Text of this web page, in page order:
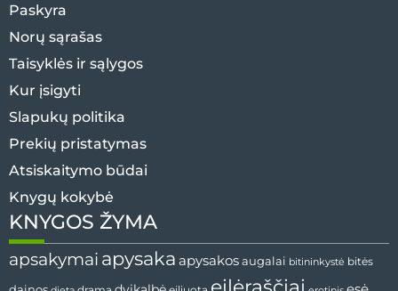
Paskyra
Norų sąrašas
Taisyklės ir sąlygos
Kur įsigyti
Slapukų politika
Prekių pristatymas
Atsiskaitymo būdai
Knygų kokybė
KNYGOS ŽYMA
apsakymai apysaka apysakos augalai bitininkystė bitės